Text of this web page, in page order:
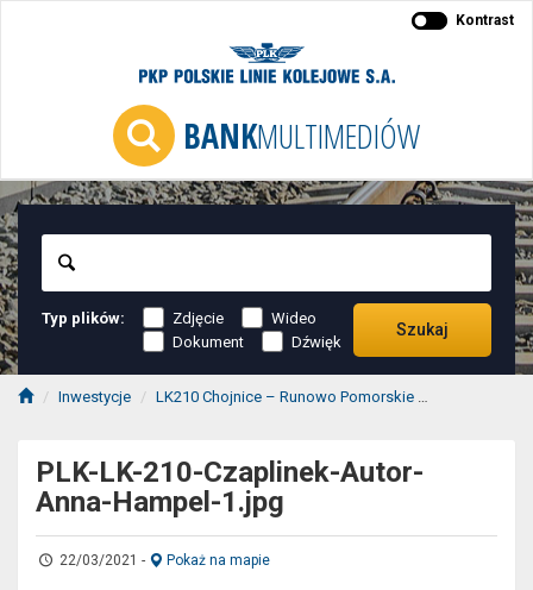
BANKMULTIMEDIÓW
Kontrast
Typ plików: Zdjęcie
Wideo
Dokument
Dźwięk
Szukaj
Inwestycje LK210 Chojnice – Runowo Pomorskie
PLK-LK-210-Czaplinek-Autor-
Anna-Hampel-1.jpg
22/03/2021 - Pokaż na mapie